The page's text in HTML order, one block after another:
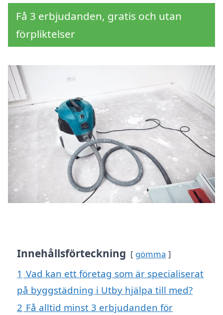
Få 3 erbjudanden, gratis och utan
förpliktelser
Innehållsförteckning gömma
1 Vad kan ett företag som är specialiserat
på byggstädning i Utby hjälpa till med?
2 Få alltid minst 3 erbjudanden för